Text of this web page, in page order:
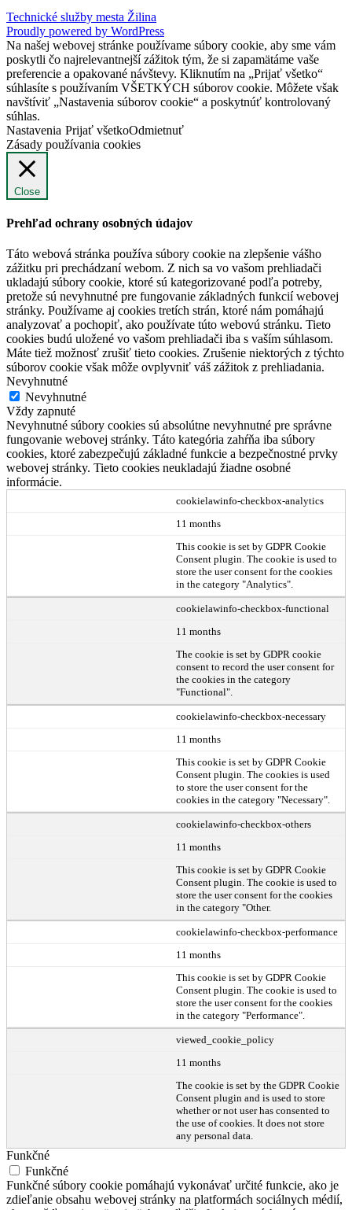
Technické služby mesta Žilina
Proudly powered by WordPress
Na našej webovej stránke používame súbory cookie, aby sme vám
poskytli čo najrelevantnejší zážitok tým, že si zapamätáme vaše
preferencie a opakované návštevy. Kliknutím na „Prijať všetko“
súhlasíte s používaním VŠETKÝCH súborov cookie. Môžete však
navštíviť „Nastavenia súborov cookie“ a poskytnúť kontrolovaný
súhlas.
Nastavenia Prijať všetkoOdmietnuť
Zásady používania cookies
Close
Prehľad ochrany osobných údajov
Táto webová stránka používa súbory cookie na zlepšenie vášho
zážitku pri prechádzaní webom. Z nich sa vo vašom prehliadači
ukladajú súbory cookie, ktoré sú kategorizované podľa potreby,
pretože sú nevyhnutné pre fungovanie základných funkcií webovej
stránky. Používame aj cookies tretích strán, ktoré nám pomáhajú
analyzovať a pochopiť, ako používate túto webovú stránku. Tieto
cookies budú uložené vo vašom prehliadači iba s vaším súhlasom.
Máte tiež možnosť zrušiť tieto cookies. Zrušenie niektorých z týchto
súborov cookie však môže ovplyvniť váš zážitok z prehliadania.
Nevyhnutné
Nevyhnutné
Vždy zapnuté
Nevyhnutné súbory cookies sú absolútne nevyhnutné pre správne
fungovanie webovej stránky. Táto kategória zahŕňa iba súbory
cookies, ktoré zabezpečujú základné funkcie a bezpečnostné prvky
webovej stránky. Tieto cookies neukladajú žiadne osobné
informácie.
cookielawinfo-checkbox-analytics
11 months
This cookie is set by GDPR Cookie
Consent plugin. The cookie is used to
store the user consent for the cookies
in the category "Analytics".
cookielawinfo-checkbox-functional
11 months
The cookie is set by GDPR cookie
consent to record the user consent for
the cookies in the category
"Functional".
cookielawinfo-checkbox-necessary
11 months
This cookie is set by GDPR Cookie
Consent plugin. The cookies is used
to store the user consent for the
cookies in the category "Necessary".
cookielawinfo-checkbox-others
11 months
This cookie is set by GDPR Cookie
Consent plugin. The cookie is used to
store the user consent for the cookies
in the category "Other.
cookielawinfo-checkbox-performance
11 months
This cookie is set by GDPR Cookie
Consent plugin. The cookie is used to
store the user consent for the cookies
in the category "Performance".
viewed_cookie_policy
11 months
The cookie is set by the GDPR Cookie
Consent plugin and is used to store
whether or not user has consented to
the use of cookies. It does not store
any personal data.
Funkčné
Funkčné
Funkčné súbory cookie pomáhajú vykonávať určité funkcie, ako je
zdieľanie obsahu webovej stránky na platformách sociálnych médií,